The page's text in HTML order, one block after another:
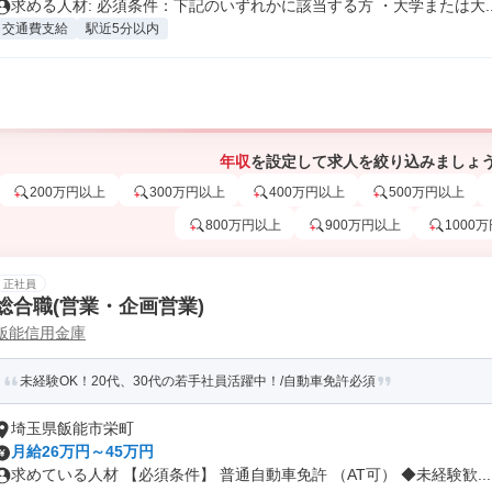
求める人材: 必須条件：下記のいずれかに該当する方 ・大学または大
交通費支給 駅近5分以内
年収を設定して求人を絞り込みましょ
200万円以上 300万円以上 400万円以上 500万円以上
800万円以上 900万円以上 1000万
正社員
合職(営業・企画営業)
能信用金庫
未経験OK！20代、30代の若手社員活躍中！/自動車免許必須
埼玉県飯能市栄町
月給26万円～45万円
求めている人材 【必須条件】 普通自動車免許 （AT可） ◆未経験歓...